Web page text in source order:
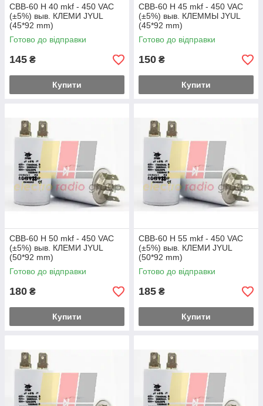
CBB-60 H 40 mkf - 450 VAC
(±5%) выв. КЛЕМИ JYUL
(45*92 mm)
Готово до відправки
145 ₴
Купити
CBB-60 H 45 mkf - 450 VAC
(±5%) выв. КЛЕММЫ JYUL
(45*92 mm)
Готово до відправки
150 ₴
Купити
CBB-60 H 50 mkf - 450 VAC
(±5%) выв. КЛЕМИ JYUL
(50*92 mm)
Готово до відправки
180 ₴
Купити
CBB-60 H 55 mkf - 450 VAC
(±5%) выв. КЛЕМИ JYUL
(50*92 mm)
Готово до відправки
185 ₴
Купити